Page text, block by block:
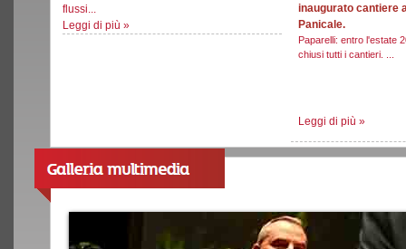
flussi...
Leggi di più »
inaugurato cantiere
Panicale.
Paparelli: entro l'estate
chiusi tutti i cantieri. ...
Leggi di più »